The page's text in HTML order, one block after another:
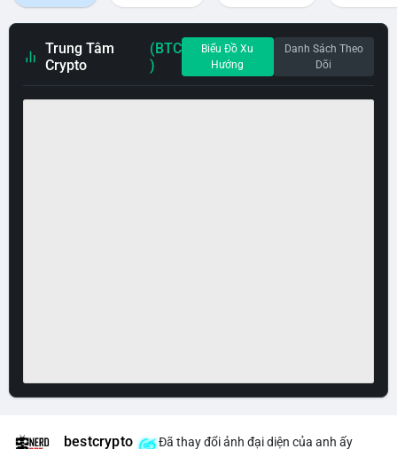
Trung Tâm
Crypto
(BTC
)
Biểu Đồ Xu
Hướng
Danh Sách Theo
Dõi
bestcrypto Đã thay đổi ảnh đại diện của anh ấy